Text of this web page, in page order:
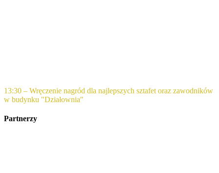
13:30 – Wręczenie nagród dla najlepszych sztafet oraz zawodników
w budynku "Działownia"
Partnerzy